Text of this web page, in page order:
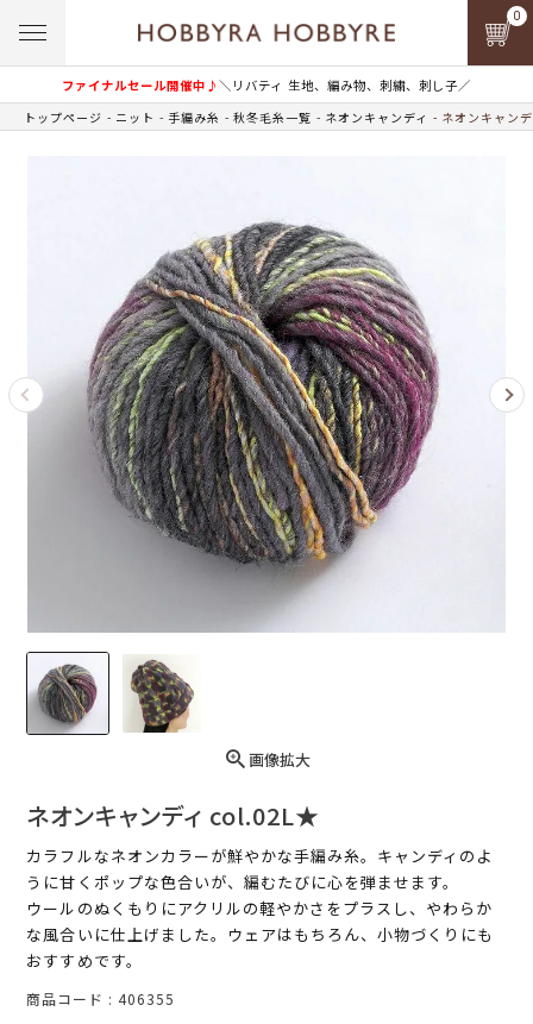
ファイナルセール開催中♪＼リバティ 生地、編み物、刺繍、刺し子／
0
トップページ ニット 手編み糸 秋冬毛糸一覧 ネオンキャンディ ネオンキャン
画像拡大
ネオンキャンディ col.02L★
カラフルなネオンカラーが鮮やかな手編み糸。キャンディのよ
うに甘くポップな色合いが、編むたびに心を弾ませます。
ウールのぬくもりにアクリルの軽やかさをプラスし、やわらか
な風合いに仕上げました。ウェアはもちろん、小物づくりにも
おすすめです。
商品コード 406355